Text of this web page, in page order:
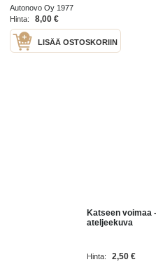
Autonovo Oy 1977
Hinta:
8,00 €
LISÄÄ OSTOSKORIIN
Katseen voimaa
ateljeekuva
Hinta: 2,50 €